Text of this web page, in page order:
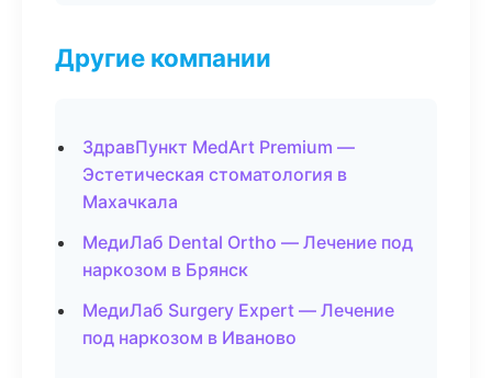
Другие компании
ЗдравПункт MedArt Premium —
Эстетическая стоматология в
Махачкала
МедиЛаб Dental Ortho — Лечение под
наркозом в Брянск
МедиЛаб Surgery Expert — Лечение
под наркозом в Иваново